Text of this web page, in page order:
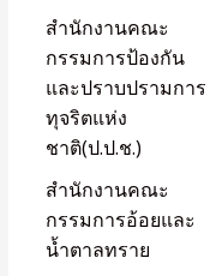
สำนักงานคณะ
กรรมการป้องกัน
และปราบปรามการ
ทุจริตแห่ง
ชาติ(ป.ป.ช.)
สำนักงานคณะ
กรรมการอ้อยและ
น้ำตาลทราย